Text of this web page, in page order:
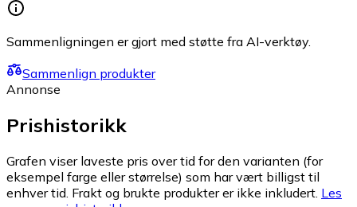
Sammenligningen er gjort med støtte fra AI-verktøy.
Sammenlign produkter
Annonse
Prishistorikk
Grafen viser laveste pris over tid for den varianten (for
eksempel farge eller størrelse) som har vært billigst til
enhver tid. Frakt og brukte produkter er ikke inkludert. Les